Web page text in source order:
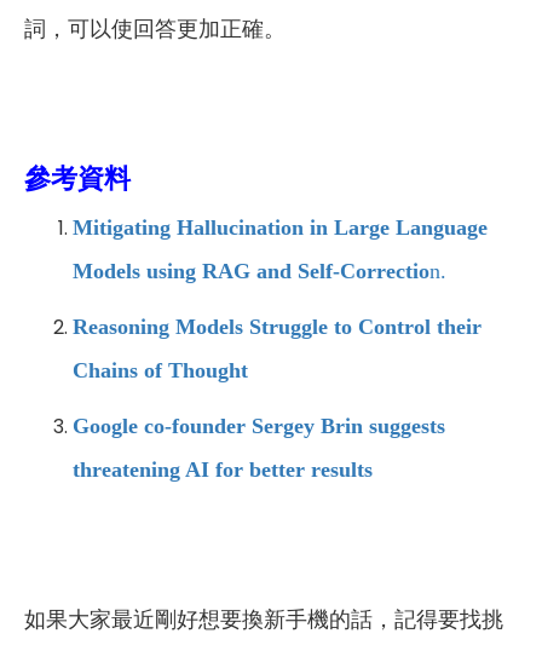
詞，可以使回答更加正確。
參考資料
Mitigating Hallucination in Large Language
Models using RAG and Self-Correction.
Reasoning Models Struggle to Control their
Chains of Thought
Google co-founder Sergey Brin suggests
threatening AI for better results
如果大家最近剛好想要換新手機的話，記得要找挑